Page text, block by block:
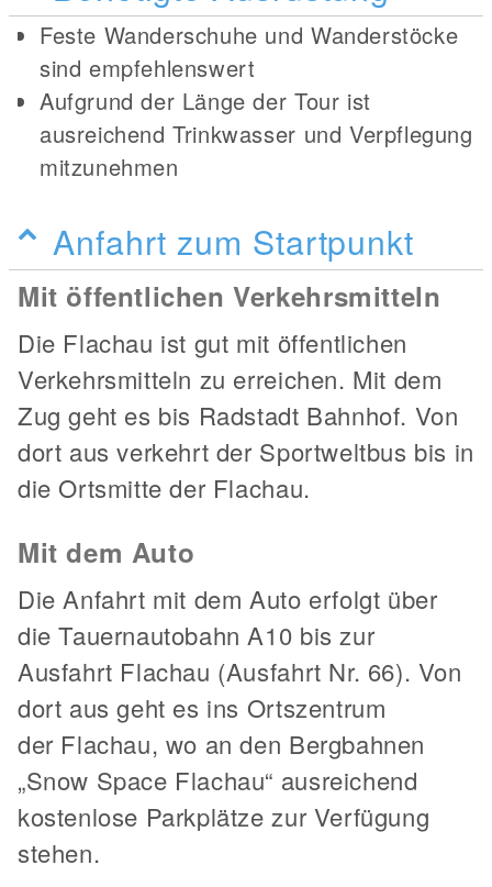
Feste Wanderschuhe und Wanderstöcke
sind empfehlenswert
Aufgrund der Länge der Tour ist
ausreichend Trinkwasser und Verpflegung
mitzunehmen
Anfahrt zum Startpunkt
Mit öffentlichen Verkehrsmitteln
Die Flachau ist gut mit öffentlichen
Verkehrsmitteln zu erreichen. Mit dem
Zug geht es bis Radstadt Bahnhof. Von
dort aus verkehrt der Sportweltbus bis in
die Ortsmitte der Flachau.
Mit dem Auto
Die Anfahrt mit dem Auto erfolgt über
die Tauernautobahn A10 bis zur
Ausfahrt Flachau (Ausfahrt Nr. 66). Von
dort aus geht es ins Ortszentrum
der Flachau, wo an den Bergbahnen
„Snow Space Flachau“ ausreichend
kostenlose Parkplätze zur Verfügung
stehen.